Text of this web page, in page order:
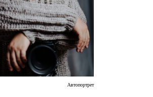
Автопортрет